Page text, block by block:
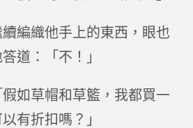
編織他手上的東西，眼也
道：「不！」
如草帽和草籃，我都買一
有折扣嗎？」